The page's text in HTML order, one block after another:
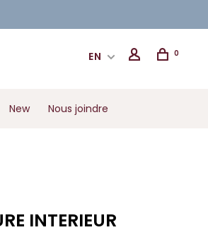
EN 0
New Nous joindre
INTERIEUR